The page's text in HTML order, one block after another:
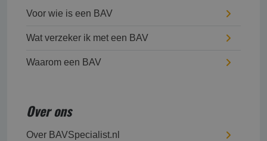
Voor wie is een BAV
Wat verzeker ik met een BAV
Waarom een BAV
Over ons
Over BAVSpecialist.nl